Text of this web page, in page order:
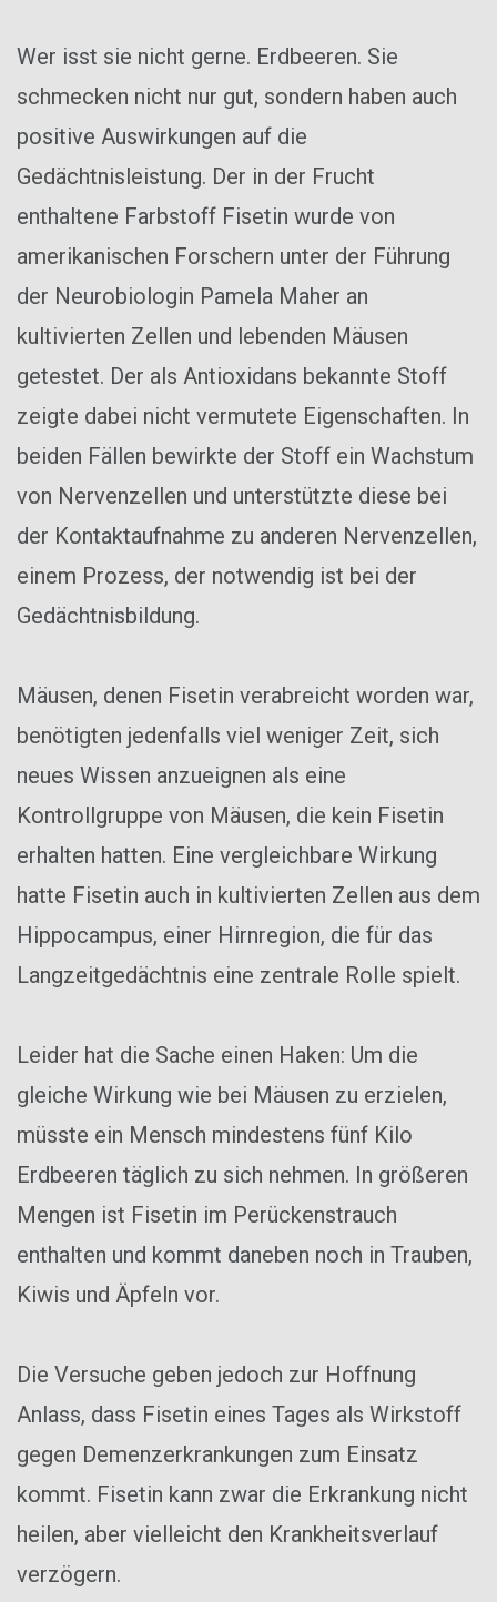
Wer isst sie nicht gerne. Erdbeeren. Sie
schmecken nicht nur gut, sondern haben auch
positive Auswirkungen auf die
Gedächtnisleistung. Der in der Frucht
enthaltene Farbstoff Fisetin wurde von
amerikanischen Forschern unter der Führung
der Neurobiologin Pamela Maher an
kultivierten Zellen und lebenden Mäusen
getestet. Der als Antioxidans bekannte Stoff
zeigte dabei nicht vermutete Eigenschaften. In
beiden Fällen bewirkte der Stoff ein Wachstum
von Nervenzellen und unterstützte diese bei
der Kontaktaufnahme zu anderen Nervenzellen,
einem Prozess, der notwendig ist bei der
Gedächtnisbildung.
Mäusen, denen Fisetin verabreicht worden war,
benötigten jedenfalls viel weniger Zeit, sich
neues Wissen anzueignen als eine
Kontrollgruppe von Mäusen, die kein Fisetin
erhalten hatten. Eine vergleichbare Wirkung
hatte Fisetin auch in kultivierten Zellen aus dem
Hippocampus, einer Hirnregion, die für das
Langzeitgedächtnis eine zentrale Rolle spielt.
Leider hat die Sache einen Haken: Um die
gleiche Wirkung wie bei Mäusen zu erzielen,
müsste ein Mensch mindestens fünf Kilo
Erdbeeren täglich zu sich nehmen. In größeren
Mengen ist Fisetin im Perückenstrauch
enthalten und kommt daneben noch in Trauben,
Kiwis und Äpfeln vor.
Die Versuche geben jedoch zur Hoffnung
Anlass, dass Fisetin eines Tages als Wirkstoff
gegen Demenzerkrankungen zum Einsatz
kommt. Fisetin kann zwar die Erkrankung nicht
heilen, aber vielleicht den Krankheitsverlauf
verzögern.